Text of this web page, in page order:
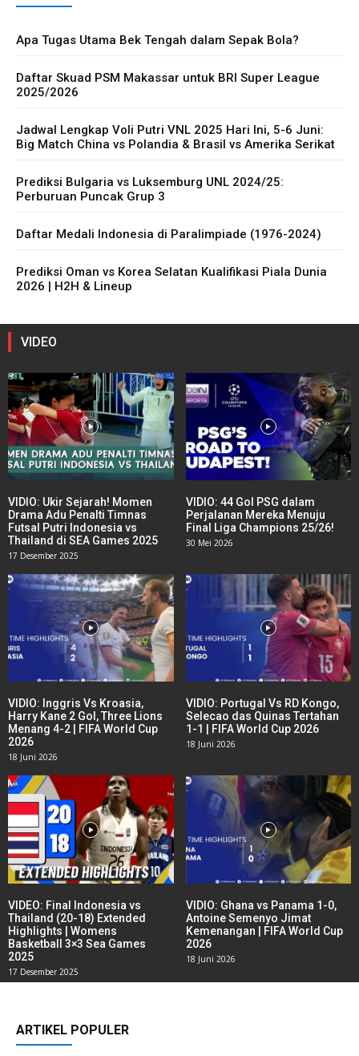
Apa Tugas Utama Bek Tengah dalam Sepak Bola?
Daftar Skuad PSM Makassar untuk BRI Super League
2025/2026
Jadwal Lengkap Voli Putri VNL 2025 Hari Ini, 5-6 Juni:
Big Match China vs Polandia & Brasil vs Amerika Serikat
Prediksi Bulgaria vs Luksemburg UNL 2024/25:
Perburuan Puncak Grup 3
Daftar Medali Indonesia di Paralimpiade (1976-2024)
Prediksi Oman vs Korea Selatan Kualifikasi Piala Dunia
2026 | H2H & Lineup
VIDEO
VIDIO: Ukir Sejarah! Momen
Drama Adu Penalti Timnas
Futsal Putri Indonesia vs
Thailand di SEA Games 2025
17 Desember 2025
VIDIO: 44 Gol PSG dalam
Perjalanan Mereka Menuju
Final Liga Champions 25/26!
30 Mei 2026
VIDIO: Inggris Vs Kroasia,
Harry Kane 2 Gol, Three Lions
Menang 4-2 | FIFA World Cup
2026
18 Juni 2026
VIDIO: Portugal Vs RD Kongo,
Selecao das Quinas Tertahan
1-1 | FIFA World Cup 2026
18 Juni 2026
VIDEO: Final Indonesia vs
Thailand (20-18) Extended
Highlights | Womens
Basketball 3×3 Sea Games
2025
17 Desember 2025
VIDIO: Ghana vs Panama 1-0,
Antoine Semenyo Jimat
Kemenangan | FIFA World Cup
2026
18 Juni 2026
ARTIKEL POPULER